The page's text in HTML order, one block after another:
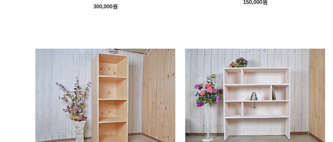
300,000원
150,000원